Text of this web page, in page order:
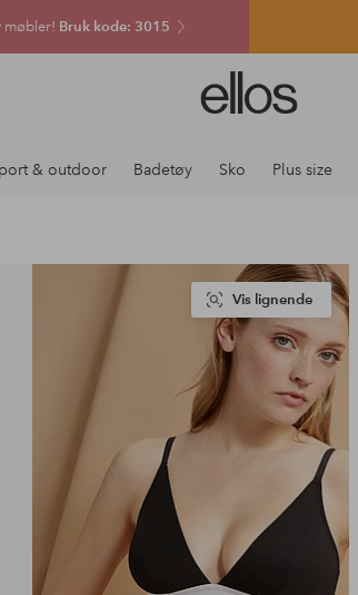
møbler! Bruk kode: 3015
Ellos
logo
gå
& outdoor Badetøy Sko Plus size
Vis lignende